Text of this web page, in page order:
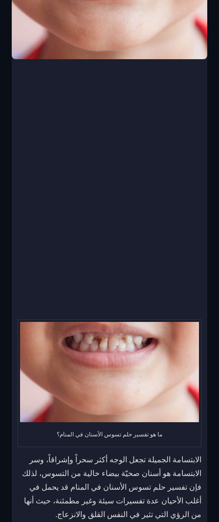
ما هو تفسير حلم تسوس الأسنان في المنام؟
الابتسامة الجميلة تجعل الوجه أكثر سحراً وإشراقاً، وسر
الابتسامة هو أسنان صحيّة بيضاء خالية من التسوس، لذلك
فإن تفسير حلم تسوس الأسنان في المنام قد يحمل في
أغلب الأحيان عدة تفسيرات سيئة وغير مطمئنة، حيث أنها
من الرؤي التي تثير في النفس القلق والانزعاج.